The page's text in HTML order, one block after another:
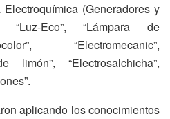
(Generadores y
“Luz-Eco”, “Lámpara de
“Electromecanic”,
limón”, “Electrosalchicha”,
aplicando los conocimientos